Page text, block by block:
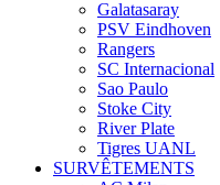
Galatasaray
PSV Eindhoven
Rangers
SC Internacional
Sao Paulo
Stoke City
River Plate
Tigres UANL
SURVÊTEMENTS